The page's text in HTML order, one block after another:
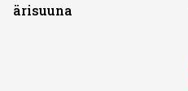
ärisuuna